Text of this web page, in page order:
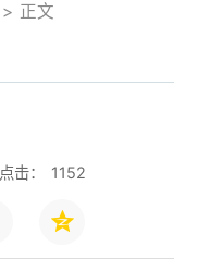
正文
点击： 1152